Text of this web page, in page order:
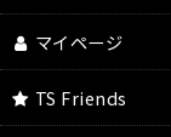
マイページ
TS Friends